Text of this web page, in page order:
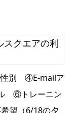
スクエアの利
別 ④E-mailア
⑥トレーニン
望（6/18の夕